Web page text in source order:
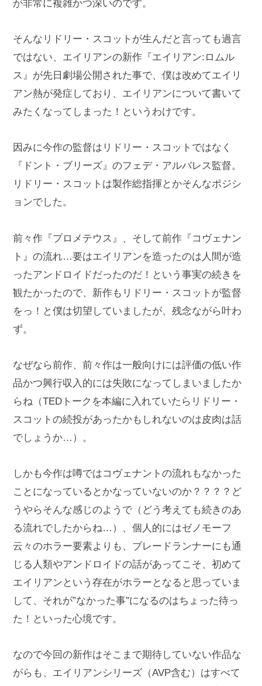
が非常に複雑かつ深いのです。
そんなリドリー・スコットが生んだと言っても過言
ではない、エイリアンの新作『エイリアン:ロムル
ス』が先日劇場公開された事で、僕は改めてエイリ
アン熱が発症しており、エイリアンについて書いて
みたくなってしまった！というわけです。
因みに今作の監督はリドリー・スコットではなく
『ドント・ブリーズ』のフェデ・アルバレス監督。
リドリー・スコットは製作総指揮とかそんなポジシ
ョンでした。
前々作『プロメテウス』、そして前作『コヴェナン
ト』の流れ…要はエイリアンを造ったのは人間が造
ったアンドロイドだったのだ！という事実の続きを
観たかったので、新作もリドリー・スコットが監督
をっ！と僕は切望していましたが、残念ながら叶わ
ず。
なぜなら前作、前々作は一般向けには評価の低い作
品かつ興行収入的には失敗になってしまいましたか
らね（TEDトークを本編に入れていたらリドリー・
スコットの続投があったかもしれないのは皮肉は話
でしょうか…）。
しかも今作は噂ではコヴェナントの流れもなかった
ことになっているとかなっていないのか？？？？ど
うやらそんな感じのようで（どう考えても続きのあ
る流れでしたからね…）、個人的にはゼノモーフ
云々のホラー要素よりも、ブレードランナーにも通
じる人類やアンドロイドの話があってこそ、初めて
エイリアンという存在がホラーとなると思っていま
して、それが”なかった事”になるのはちょった待っ
た！といった心境です。
なので今回の新作はそこまで期待していない作品な
がらも、エイリアンシリーズ（AVP含む）はすべて